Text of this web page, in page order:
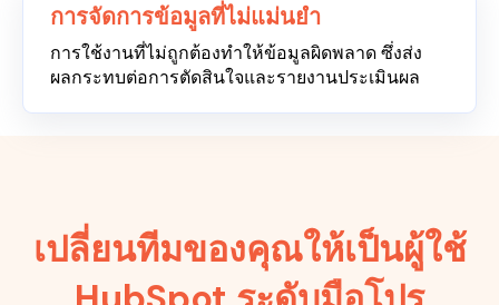
การจัดการข้อมูลที่ไม่แม่นยำ
การใช้งานที่ไม่ถูกต้องทำให้ข้อมูลผิดพลาด ซึ่งส่ง
ผลกระทบต่อการตัดสินใจและรายงานประเมินผล
เปลี่ยนทีมของคุณให้เป็นผู้ใช้